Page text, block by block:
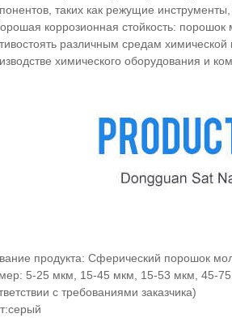
таких как режущие
коррозионная стойкость:
различным средам
химического оборудования и
продукта: Сферический порошок
5-25 мкм, 15-45 мкм, 15-53 мкм, 45-
с требованиями заказчика)